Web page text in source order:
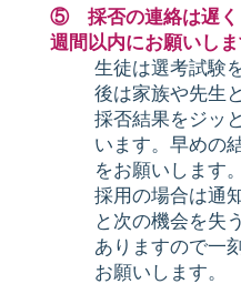
⑤ 採否の連絡は遅く
週間以内にお願いしま
生徒は選考試験
後は家族や先生
採否結果をジッ
います。早めの
をお願いします
採用の場合は通
と次の機会を失
ありますので一
お願いします。